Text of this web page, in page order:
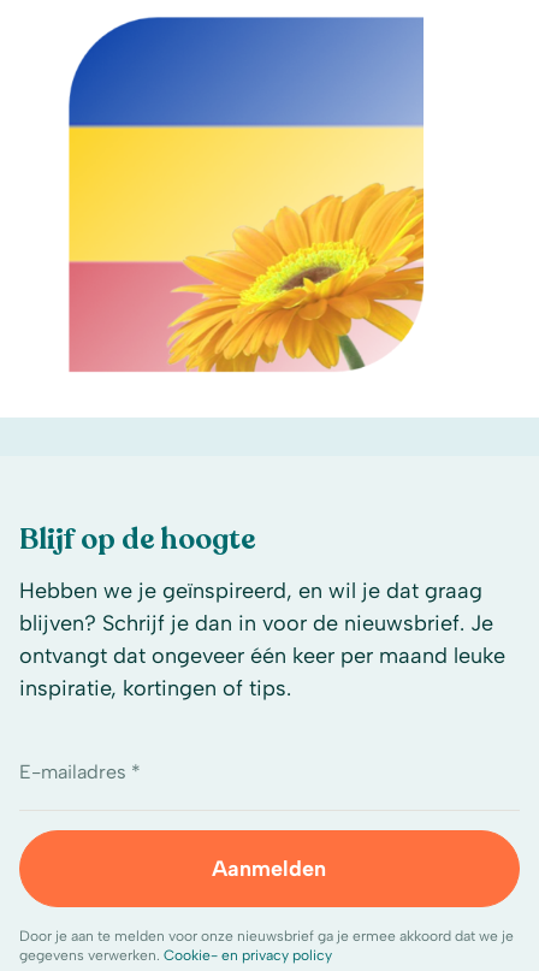
Blijf op de hoogte
Hebben we je geïnspireerd, en wil je dat graag
blijven? Schrijf je dan in voor de nieuwsbrief. Je
ontvangt dat ongeveer één keer per maand leuke
inspiratie, kortingen of tips.
E-mailadres *
Aanmelden
Door je aan te melden voor onze nieuwsbrief ga je ermee akkoord dat we je
gegevens verwerken. Cookie- en privacy policy